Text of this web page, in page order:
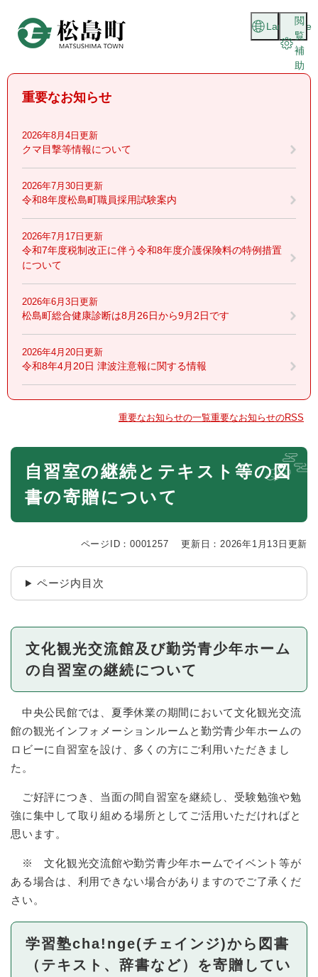
頭
閲
覧
補
助
Language
重要なお知らせ
2026年8月4日更新
クマ目撃等情報について
2026年7月30日更新
令和8年度松島町職員採用試験案内
2026年7月17日更新
令和7年度税制改正に伴う令和8年度介護保険料の特例措置
について
2026年6月3日更新
松島町総合健康診断は8月26日から9月2日です
2026年4月20日更新
令和8年4月20日 津波注意報に関する情報
重要なお知らせの一覧重要なお知らせのRSS
本
自習室の継続とテキスト等の図
書の寄贈について
ページID：0001257 更新日：2026年1月13日更新
ページ内目次
文化観光交流館及び勤労青少年ホーム
の自習室の継続について
中央公民館では、夏季休業の期間において文化観光交流
館の観光インフォメーションルームと勤労青少年ホームの
ロビーに自習室を設け、多くの方にご利用いただきまし
た。
ご好評につき、当面の間自習室を継続し、受験勉強や勉
強に集中して取り組める場所としてご活用いただければと
思います。
※ 文化観光交流館や勤労青少年ホームでイベント等が
ある場合は、利用できない場合がありますのでご了承くだ
さい。
学習塾cha!nge(チェインジ)から図書
（テキスト、辞書など）を寄贈してい